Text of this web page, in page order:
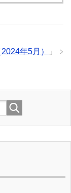
年5月） 」